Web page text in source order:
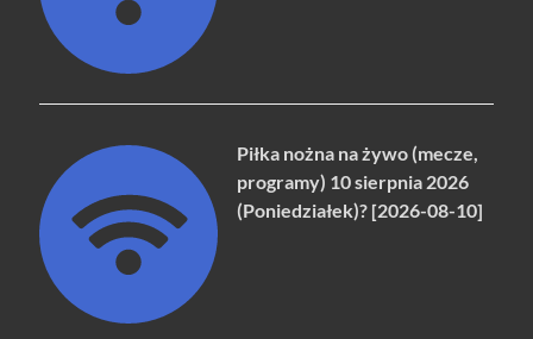
Piłka nożna na żywo (mecze,
programy) 10 sierpnia 2026
(Poniedziałek)? [2026-08-10]